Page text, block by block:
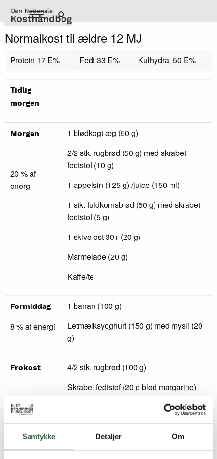
Samtykke Detaljer Om
hovedindhold
Normalkost til ældre 12 MJ
Protein 17 E% Fedt 33 E% Kulhydrat 50 E%
Tidlig
morgen
Morgen
20 % af
energi
1 blødkogt æg (50 g)
2/2 stk. rugbrød (50 g) med skrabet
fedtstof (10 g)
1 appelsin (125 g) /juice (150 ml)
1 stk. fuldkornsbrød (50 g) med skrabet
fedtstof (5 g)
1 skive ost 30+ (20 g)
Marmelade (20 g)
Kaffe/te
Formiddag
8 % af energi
1 banan (100 g)
Letmælksyoghurt (150 g) med mysli (20
g)
Frokost
25 % af
4/2 stk. rugbrød (100 g)
Skrabet fedtstof (20 g blød margarine)
1 leverpostejmad (10 g) med agurk (20
1 sildemad (40 g) med løgringe (5)